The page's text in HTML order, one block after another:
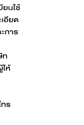
นใช้
อียด
การ
ท
ห้
ร